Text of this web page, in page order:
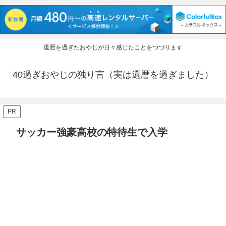
還暦を過ぎたおやじが日々感じたことをつづります
40過ぎおやじの独り言（実は還暦を過ぎました）
PR
サッカー強豪高校の特待生で入学